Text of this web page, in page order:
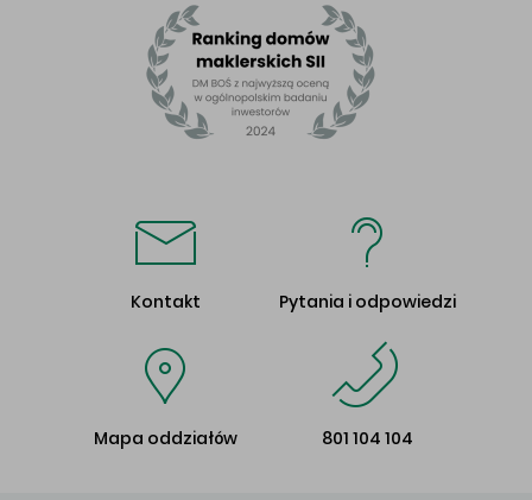
Kontakt Pytania i odpowiedzi
Mapa oddziałów 801 104 104